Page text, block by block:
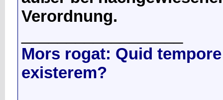
Verordnung.
Mors rogat: Quid
existerem?